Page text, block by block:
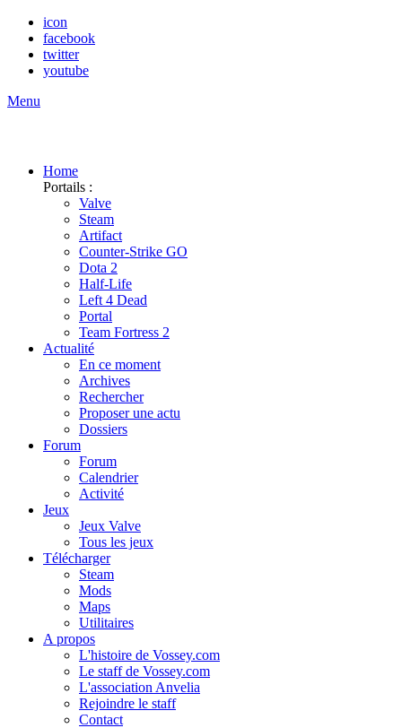
icon
facebook
twitter
youtube
Menu
Home
Portails :
Valve
Steam
Artifact
Counter-Strike GO
Dota 2
Half-Life
Left 4 Dead
Portal
Team Fortress 2
Actualité
En ce moment
Archives
Rechercher
Proposer une actu
Dossiers
Forum
Forum
Calendrier
Activité
Jeux
Jeux Valve
Tous les jeux
Télécharger
Steam
Mods
Maps
Utilitaires
A propos
L'histoire de Vossey.com
Le staff de Vossey.com
L'association Anvelia
Rejoindre le staff
Contact